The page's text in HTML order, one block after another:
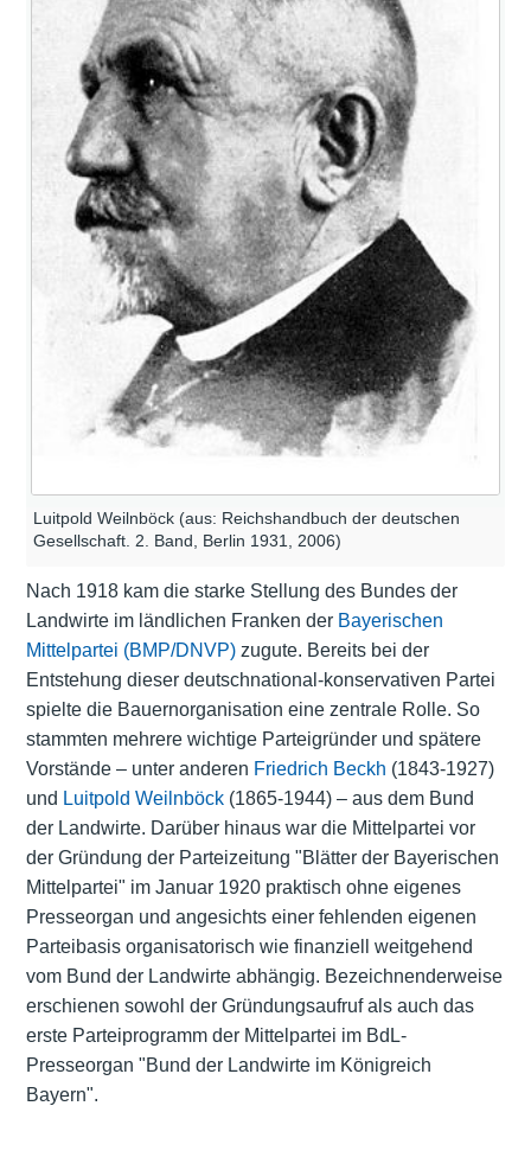
Luitpold Weilnböck (aus: Reichshandbuch der deutschen
Gesellschaft. 2. Band, Berlin 1931, 2006)
Nach 1918 kam die starke Stellung des Bundes der
Landwirte im ländlichen Franken der Bayerischen
Mittelpartei (BMP/DNVP)zugute. Bereits bei der
Entstehung dieser deutschnational-konservativen Partei
spielte die Bauernorganisation eine zentrale Rolle. So
stammten mehrere wichtige Parteigründer und spätere
Vorstände – unter anderen Friedrich Beckh (1843-1927)
und Luitpold Weilnböck(1865-1944) – aus dem Bund
der Landwirte. Darüber hinaus war die Mittelpartei vor
der Gründung der Parteizeitung "Blätter der Bayerischen
Mittelpartei" im Januar 1920 praktisch ohne eigenes
Presseorgan und angesichts einer fehlenden eigenen
Parteibasis organisatorisch wie finanziell weitgehend
vom Bund der Landwirte abhängig. Bezeichnenderweise
erschienen sowohl der Gründungsaufruf als auch das
erste Parteiprogramm der Mittelpartei im BdL-
Presseorgan "Bund der Landwirte im Königreich
Bayern".